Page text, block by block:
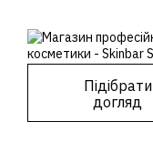
Підібрати
догляд